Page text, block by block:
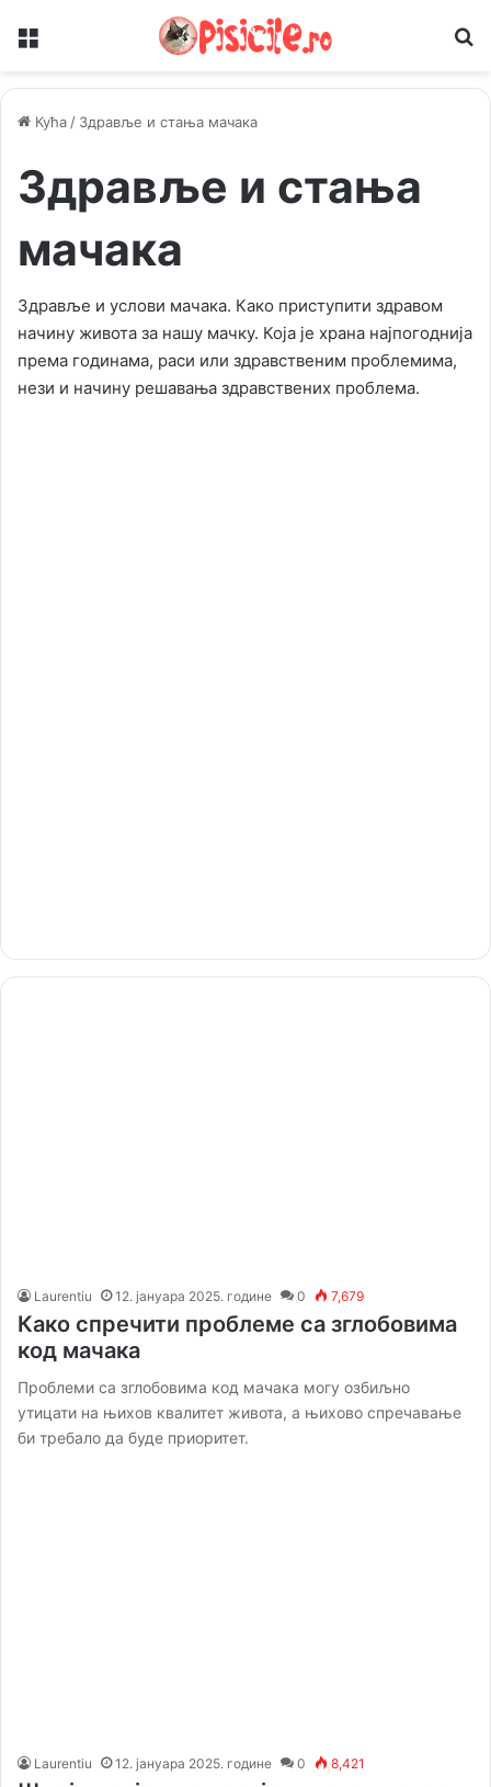
Кућа/ Здравље и стања мачака
Здравље и стања
мачака
Здравље и услови мачака. Како приступити здравом
начину живота за нашу мачку. Која је храна најпогоднија
према годинама, раси или здравственим проблемима,
нези и начину решавања здравствених проблема.
Laurentiu 12. јануара 2025. године 0 7,679
Како спречити проблеме са зглобовима
код мачака
Проблеми са зглобовима код мачака могу озбиљно
утицати на њихов квалитет живота, а њихово спречавање
би требало да буде приоритет.
Laurentiu 12. јануара 2025. године 0 8,421